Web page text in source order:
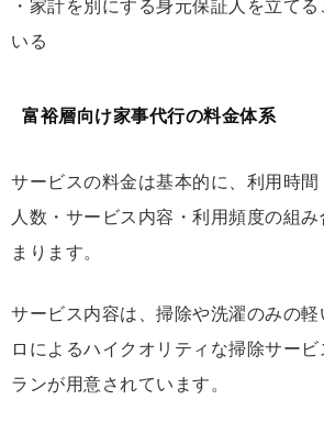
・家計を別にする身元保証人を立て
いる
富裕層向け家事代行の料金体系
サービスの料金は基本的に、利用時
人数・サービス内容・利用頻度の組
まります。
サービス内容は、掃除や洗濯のみの
ロによるハイクオリティな掃除サー
ランが用意されています。